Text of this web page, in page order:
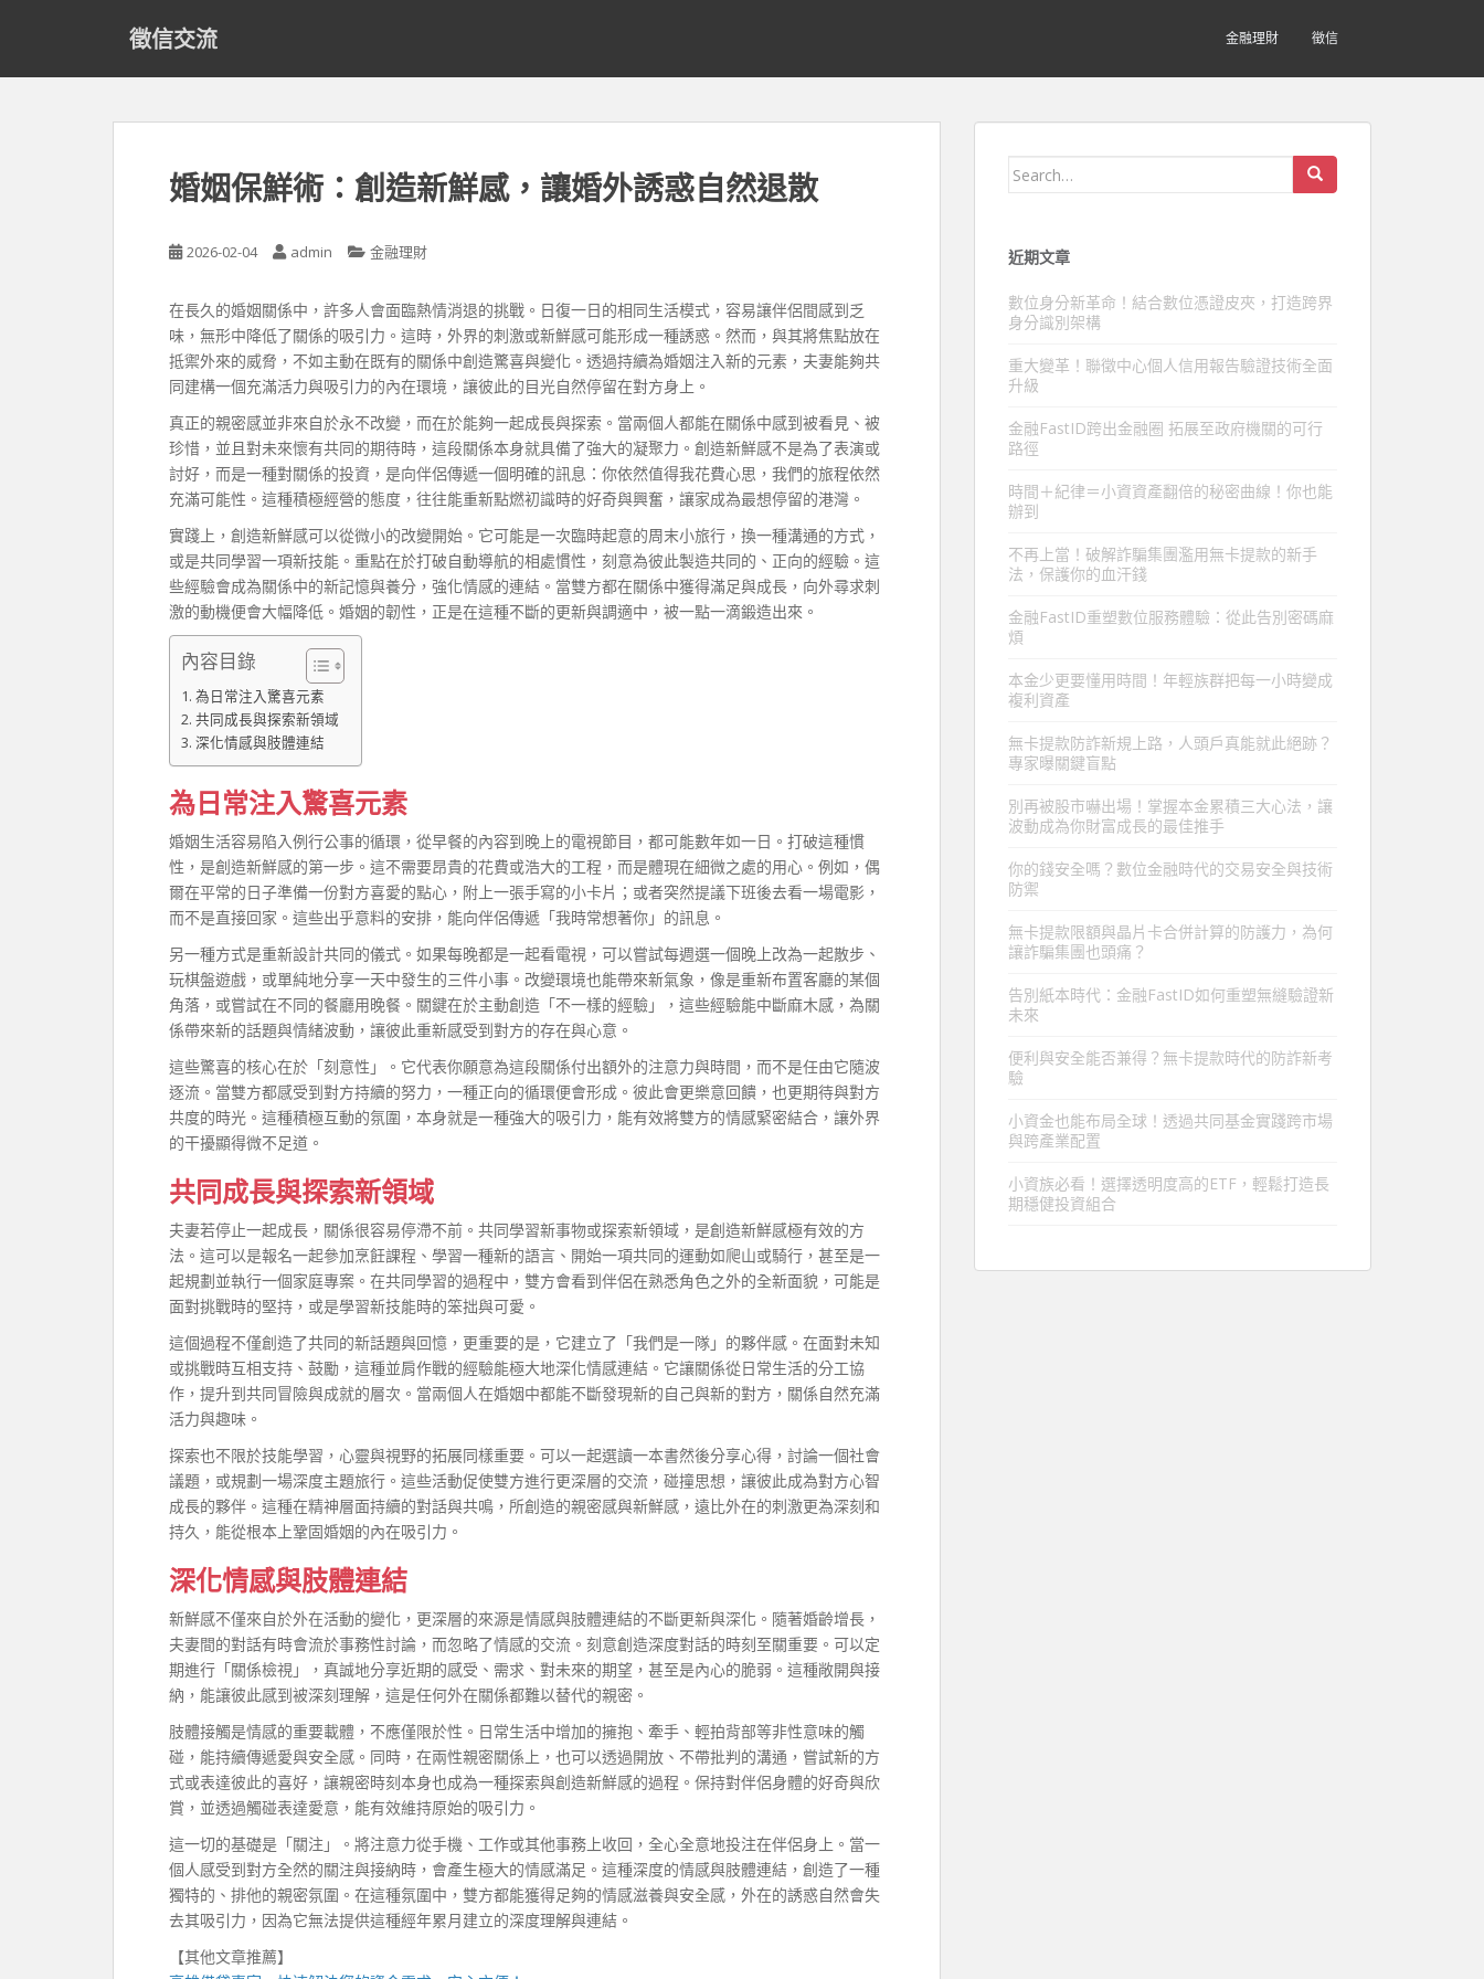
徵信交流 金融理財 徵信
婚姻保鮮術：創造新鮮感，讓婚外誘惑自然退散
2026-02-04 admin 金融理財
在長久的婚姻關係中，許多人會面臨熱情消退的挑戰。日復一日的相同生活模式，容易讓伴侶間感到乏
味，無形中降低了關係的吸引力。這時，外界的刺激或新鮮感可能形成一種誘惑。然而，與其將焦點放在
抵禦外來的威脅，不如主動在既有的關係中創造驚喜與變化。透過持續為婚姻注入新的元素，夫妻能夠共
同建構一個充滿活力與吸引力的內在環境，讓彼此的目光自然停留在對方身上。
真正的親密感並非來自於永不改變，而在於能夠一起成長與探索。當兩個人都能在關係中感到被看見、被
珍惜，並且對未來懷有共同的期待時，這段關係本身就具備了強大的凝聚力。創造新鮮感不是為了表演或
討好，而是一種對關係的投資，是向伴侶傳遞一個明確的訊息：你依然值得我花費心思，我們的旅程依然
充滿可能性。這種積極經營的態度，往往能重新點燃初識時的好奇與興奮，讓家成為最想停留的港灣。
實踐上，創造新鮮感可以從微小的改變開始。它可能是一次臨時起意的周末小旅行，換一種溝通的方式，
或是共同學習一項新技能。重點在於打破自動導航的相處慣性，刻意為彼此製造共同的、正向的經驗。這
些經驗會成為關係中的新記憶與養分，強化情感的連結。當雙方都在關係中獲得滿足與成長，向外尋求刺
激的動機便會大幅降低。婚姻的韌性，正是在這種不斷的更新與調適中，被一點一滴鍛造出來。
內容目錄
為日常注入驚喜元素
共同成長與探索新領域
深化情感與肢體連結
為日常注入驚喜元素
婚姻生活容易陷入例行公事的循環，從早餐的內容到晚上的電視節目，都可能數年如一日。打破這種慣
性，是創造新鮮感的第一步。這不需要昂貴的花費或浩大的工程，而是體現在細微之處的用心。例如，偶
爾在平常的日子準備一份對方喜愛的點心，附上一張手寫的小卡片；或者突然提議下班後去看一場電影，
而不是直接回家。這些出乎意料的安排，能向伴侶傳遞「我時常想著你」的訊息。
另一種方式是重新設計共同的儀式。如果每晚都是一起看電視，可以嘗試每週選一個晚上改為一起散步、
玩棋盤遊戲，或單純地分享一天中發生的三件小事。改變環境也能帶來新氣象，像是重新布置客廳的某個
角落，或嘗試在不同的餐廳用晚餐。關鍵在於主動創造「不一樣的經驗」，這些經驗能中斷麻木感，為關
係帶來新的話題與情緒波動，讓彼此重新感受到對方的存在與心意。
這些驚喜的核心在於「刻意性」。它代表你願意為這段關係付出額外的注意力與時間，而不是任由它隨波
逐流。當雙方都感受到對方持續的努力，一種正向的循環便會形成。彼此會更樂意回饋，也更期待與對方
共度的時光。這種積極互動的氛圍，本身就是一種強大的吸引力，能有效將雙方的情感緊密結合，讓外界
的干擾顯得微不足道。
共同成長與探索新領域
夫妻若停止一起成長，關係很容易停滯不前。共同學習新事物或探索新領域，是創造新鮮感極有效的方
法。這可以是報名一起參加烹飪課程、學習一種新的語言、開始一項共同的運動如爬山或騎行，甚至是一
起規劃並執行一個家庭專案。在共同學習的過程中，雙方會看到伴侶在熟悉角色之外的全新面貌，可能是
面對挑戰時的堅持，或是學習新技能時的笨拙與可愛。
這個過程不僅創造了共同的新話題與回憶，更重要的是，它建立了「我們是一隊」的夥伴感。在面對未知
或挑戰時互相支持、鼓勵，這種並肩作戰的經驗能極大地深化情感連結。它讓關係從日常生活的分工協
作，提升到共同冒險與成就的層次。當兩個人在婚姻中都能不斷發現新的自己與新的對方，關係自然充滿
活力與趣味。
探索也不限於技能學習，心靈與視野的拓展同樣重要。可以一起選讀一本書然後分享心得，討論一個社會
議題，或規劃一場深度主題旅行。這些活動促使雙方進行更深層的交流，碰撞思想，讓彼此成為對方心智
成長的夥伴。這種在精神層面持續的對話與共鳴，所創造的親密感與新鮮感，遠比外在的刺激更為深刻和
持久，能從根本上鞏固婚姻的內在吸引力。
深化情感與肢體連結
新鮮感不僅來自於外在活動的變化，更深層的來源是情感與肢體連結的不斷更新與深化。隨著婚齡增長，
夫妻間的對話有時會流於事務性討論，而忽略了情感的交流。刻意創造深度對話的時刻至關重要。可以定
期進行「關係檢視」，真誠地分享近期的感受、需求、對未來的期望，甚至是內心的脆弱。這種敞開與接
納，能讓彼此感到被深刻理解，這是任何外在關係都難以替代的親密。
肢體接觸是情感的重要載體，不應僅限於性。日常生活中增加的擁抱、牽手、輕拍背部等非性意味的觸
碰，能持續傳遞愛與安全感。同時，在兩性親密關係上，也可以透過開放、不帶批判的溝通，嘗試新的方
式或表達彼此的喜好，讓親密時刻本身也成為一種探索與創造新鮮感的過程。保持對伴侶身體的好奇與欣
賞，並透過觸碰表達愛意，能有效維持原始的吸引力。
這一切的基礎是「關注」。將注意力從手機、工作或其他事務上收回，全心全意地投注在伴侶身上。當一
個人感受到對方全然的關注與接納時，會產生極大的情感滿足。這種深度的情感與肢體連結，創造了一種
獨特的、排他的親密氛圍。在這種氛圍中，雙方都能獲得足夠的情感滋養與安全感，外在的誘惑自然會失
去其吸引力，因為它無法提供這種經年累月建立的深度理解與連結。
【其他文章推薦】
Search
近期文章
數位身分新革命！結合數位憑證皮夾，打造跨界
身分識別架構
重大變革！聯徵中心個人信用報告驗證技術全面
升級
金融FastID跨出金融圈 拓展至政府機關的可行
路徑
時間＋紀律＝小資資產翻倍的秘密曲線！你也能
辦到
不再上當！破解詐騙集團濫用無卡提款的新手
法，保護你的血汗錢
金融FastID重塑數位服務體驗：從此告別密碼麻
煩
本金少更要懂用時間！年輕族群把每一小時變成
複利資產
無卡提款防詐新規上路，人頭戶真能就此絕跡？
專家曝關鍵盲點
別再被股市嚇出場！掌握本金累積三大心法，讓
波動成為你財富成長的最佳推手
你的錢安全嗎？數位金融時代的交易安全與技術
防禦
無卡提款限額與晶片卡合併計算的防護力，為何
讓詐騙集團也頭痛？
告別紙本時代：金融FastID如何重塑無縫驗證新
未來
便利與安全能否兼得？無卡提款時代的防詐新考
驗
小資金也能布局全球！透過共同基金實踐跨市場
與跨產業配置
小資族必看！選擇透明度高的ETF，輕鬆打造長
期穩健投資組合